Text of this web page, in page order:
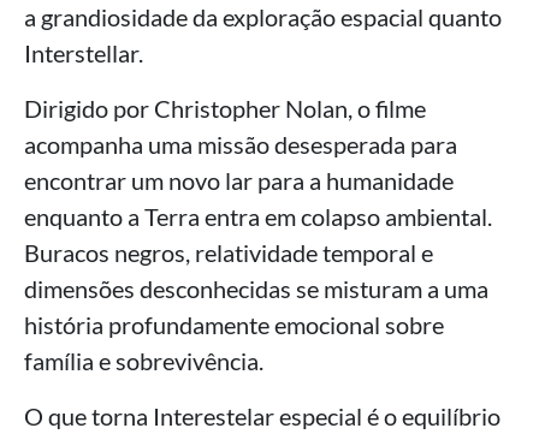
a grandiosidade da exploração espacial quanto
Interstellar.
Dirigido por Christopher Nolan, o filme
acompanha uma missão desesperada para
encontrar um novo lar para a humanidade
enquanto a Terra entra em colapso ambiental.
Buracos negros, relatividade temporal e
dimensões desconhecidas se misturam a uma
história profundamente emocional sobre
família e sobrevivência.
O que torna Interestelar especial é o equilíbrio